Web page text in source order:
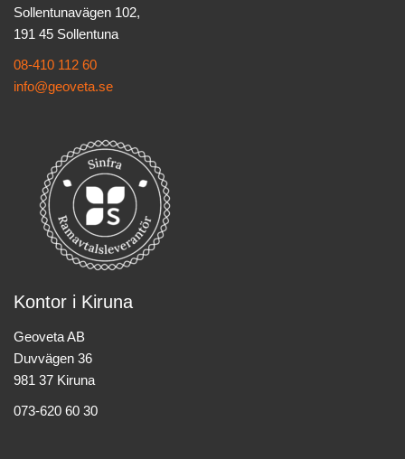
Sollentunavägen 102,
191 45 Sollentuna
08-410 112 60
info@geoveta.se
Kontor i Kiruna
Geoveta AB
Duvvägen 36
981 37 Kiruna
073-620 60 30